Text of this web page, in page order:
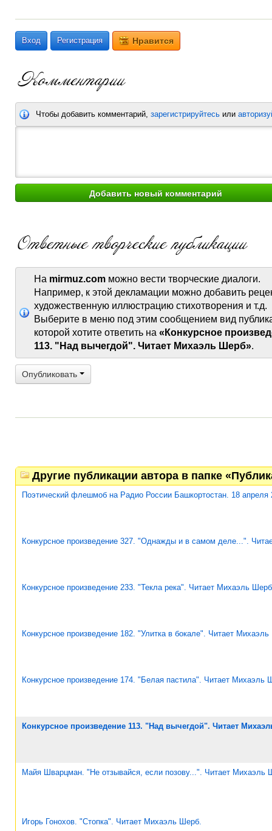
Вход Регистрация Нравится
Чтобы добавить комментарий, зарегистрируйтесь или
На mirmuz.com можно вести творческие диалоги.
Например, к этой декламации можно добавить
художественную иллюстрацию стихотворения и т.д.
Выберите в меню под этим сообщением вид
которой хотите ответить на «Конкурсное
113. "Над вычегдой". Читает Михаэль Шерб».
Опубликовать
Другие публикации автора в папке
Поэтический флешмоб на Радио России Башкортостан. 18 апреля
Конкурсное произведение 327. "Однажды и в самом деле...".
Конкурсное произведение 233. "Текла река". Читает Михаэль Шерб
Конкурсное произведение 182. "Улитка в бокале". Читает
Конкурсное произведение 174. "Белая пастила". Читает Михаэль
Конкурсное произведение 113. "Над вычегдой". Читает
Майя Шварцман. "Не отзывайся, если позову...". Читает Михаэль
Игорь Гонохов. "Стопка". Читает Михаэль Шерб.